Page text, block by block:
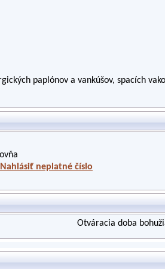
paplónov a vankúšov, spacích
Nahlásiť neplatné číslo
Otváracia doba